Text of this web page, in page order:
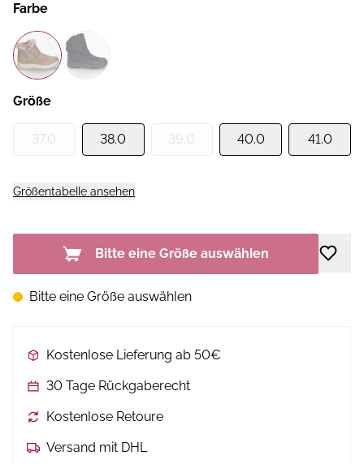
Farbe
Größe
37.0 38.0 39.0 40.0 41.0
Größentabelle ansehen
Bitte eine Größe auswählen
Bitte eine Größe auswählen
Kostenlose Lieferung ab 50€
30 Tage Rückgaberecht
Kostenlose Retoure
Versand mit DHL